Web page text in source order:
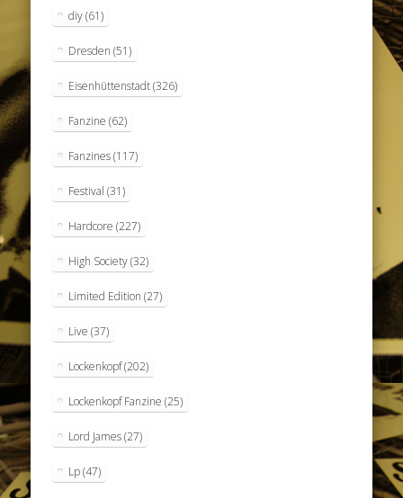
diy(61)
Dresden (51)
Eisenhüttenstadt(326)
Fanzine (62)
Fanzines(117)
Festival (31)
Hardcore (227)
High Society(32)
Limited Edition (27)
Live (37)
Lockenkopf(202)
Lockenkopf Fanzine (25)
Lord James(27)
Lp(47)